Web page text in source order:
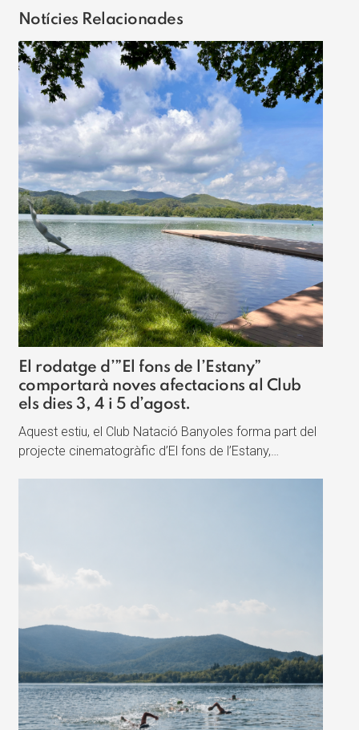
Notícies Relacionades
El rodatge d’”El fons de l’Estany”
comportarà noves afectacions al Club
els dies 3, 4 i 5 d’agost.
Aquest estiu, el Club Natació Banyoles forma part del
projecte cinematogràfic d’El fons de l’Estany,…